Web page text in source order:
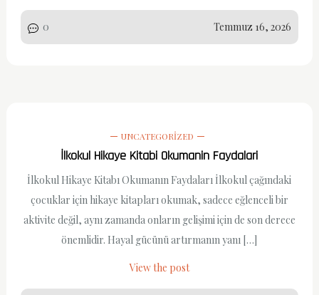
0 Temmuz 16, 2026
UNCATEGORIZED
İlkokul Hikaye Kitabi Okumanin Faydalari
İlkokul Hikaye Kitabı Okumanın Faydaları İlkokul çağındaki
çocuklar için hikaye kitapları okumak, sadece eğlenceli bir
aktivite değil, aynı zamanda onların gelişimi için de son derece
önemlidir. Hayal gücünü artırmanın yanı […]
View the post